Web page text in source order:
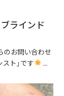
ラインド
のお問い合わせ
ト」です
...